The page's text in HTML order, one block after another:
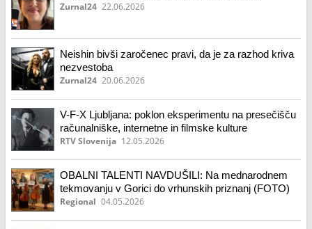
Zurnal24 22.06.2026
Neishin bivši zaročenec pravi, da je za razhod kriva
nezvestoba
Zurnal24 20.06.2026
V-F-X Ljubljana: poklon eksperimentu na presečišču
računalniške, internetne in filmske kulture
RTV Slovenija 12.05.2026
OBALNI TALENTI NAVDUŠILI: Na mednarodnem
tekmovanju v Gorici do vrhunskih priznanj (FOTO)
Regional 04.05.2026